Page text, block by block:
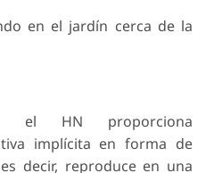
en el jardín cerca de la
el HN proporciona
implícita en forma de
decir, reproduce en una